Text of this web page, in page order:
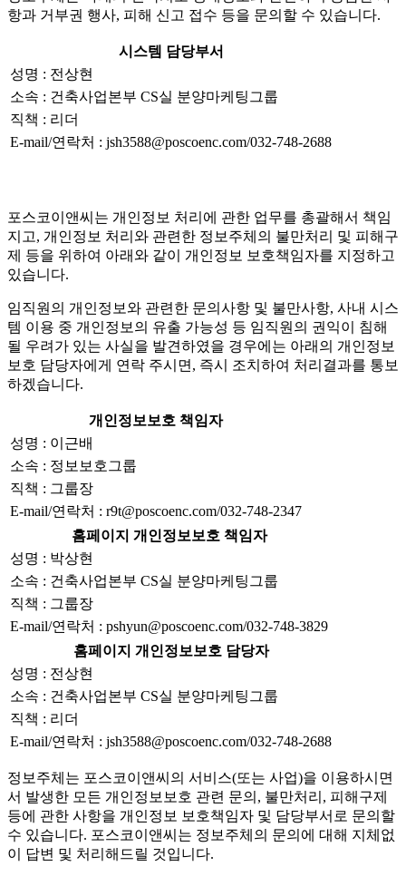
항과 거부권 행사, 피해 신고 접수 등을 문의할 수 있습니다.
시스템 담당부서
성명 : 전상현
소속 : 건축사업본부 CS실 분양마케팅그룹
직책 : 리더
E-mail/연락처 : jsh3588@poscoenc.com/032-748-2688
포스코이앤씨는 개인정보 처리에 관한 업무를 총괄해서 책임
지고, 개인정보 처리와 관련한 정보주체의 불만처리 및 피해구
제 등을 위하여 아래와 같이 개인정보 보호책임자를 지정하고
있습니다.
임직원의 개인정보와 관련한 문의사항 및 불만사항, 사내 시스
템 이용 중 개인정보의 유출 가능성 등 임직원의 권익이 침해
될 우려가 있는 사실을 발견하였을 경우에는 아래의 개인정보
보호 담당자에게 연락 주시면, 즉시 조치하여 처리결과를 통보
하겠습니다.
개인정보보호 책임자
성명 : 이근배
소속 : 정보보호그룹
직책 : 그룹장
E-mail/연락처 : r9t@poscoenc.com/032-748-2347
홈페이지 개인정보보호 책임자
성명 : 박상현
소속 : 건축사업본부 CS실 분양마케팅그룹
직책 : 그룹장
E-mail/연락처 : pshyun@poscoenc.com/032-748-3829
홈페이지 개인정보보호 담당자
성명 : 전상현
소속 : 건축사업본부 CS실 분양마케팅그룹
직책 : 리더
E-mail/연락처 : jsh3588@poscoenc.com/032-748-2688
정보주체는 포스코이앤씨의 서비스(또는 사업)을 이용하시면
서 발생한 모든 개인정보보호 관련 문의, 불만처리, 피해구제
등에 관한 사항을 개인정보 보호책임자 및 담당부서로 문의할
수 있습니다. 포스코이앤씨는 정보주체의 문의에 대해 지체없
이 답변 및 처리해드릴 것입니다.